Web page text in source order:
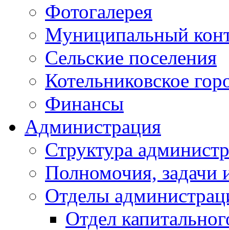
Фотогалерея
Муниципальный
Сельские поселения
Котельниковское
Финансы
Администрация
Структура
Полномочия, задачи
Отделы
Отдел